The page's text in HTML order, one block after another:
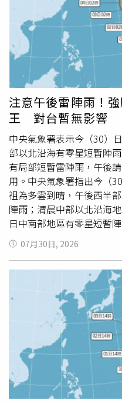
名登山客形容，當時像看
隨後便倒地，醒來後發現
登山客回憶，當時他們從
強，正在考慮是否繼續登
起遭遇雷擊。他說，事發
續行程，但起身後感覺全
導電有關。中國大陸山西
似遭雷擊事件，引發外界
等人隨後花費約10多分鐘
公安、急救中心及救援隊
員送醫檢查。目前，部分
防人員提供的雷雨 天氣安
安分局表示，當天確有雷
是雷電擊中樹木造成影響
台山進入雨季，天候變化
天氣。部分村民表示，近
露營等活動，但仍有部分
醒，雨季期間山區天氣瞬
況，若發現遠方烏雲聚集
闊地及制高點，並盡快撤
備。另一方面，五台山風
宣布7月31日至8月7日期
出，受大範圍降雨及強對
滑坡、落石、泥石流，以
期間，東台、西台、南台
相關徒步古道、山間野路
體進入。景區也將加強入
媒體不得宣傳、組織汛期
注意午後雷陣雨！
王 對台暫無影響
中央氣象署表示今（30）
部以北沿海有零星短暫陣
有局部短暫雷陣雨，午後
用。中央氣象署指出今（
祖為多雲到晴，午後西半
陣雨；清晨中部以北沿海
日中南部地區有零星短暫
祖為多雲到晴，午後西半
陣雨。今年第13號颱風「
動，對臺灣天氣暫無影響
教室」中提到，強颱「白
（OHC）、低垂直風切
平均風速60米/秒，追平「
平均風速63米/秒，有登今
進行，朝日本東南方海面
工智能模式（ECMWF
率圖」顯示，系集平均路
之間（紅虛線），暴風範
07月30日, 2026